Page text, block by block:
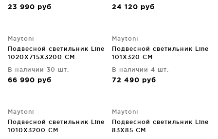
23 990 руб 24 120 руб
Maytoni
Подвесной светильник Line
1020X715X3200 CM
В наличии 30 шт.
66 990 руб
Maytoni
Подвесной светильник Line
101X320 CM
В наличии 4 шт.
72 490 руб
Maytoni
Подвесной светильник Line
1010X3200 CM
Maytoni
Подвесной светильник Line
83X85 CM